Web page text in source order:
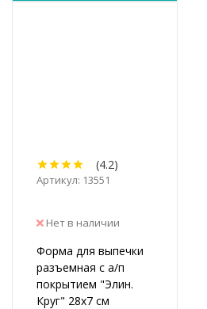
(4.2)
Артикул: 13551
Нет в наличии
Форма для выпечки
разъемная с а/п
покрытием "Элин.
Круг" 28х7 см